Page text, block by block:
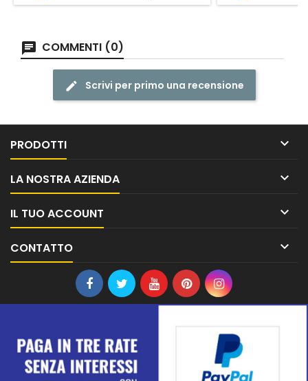
COMMENTI (0)
Scrivi per primo una recensione
PRODOTTI 
LA NOSTRA AZIENDA 
IL TUO ACCOUNT 
CONTATTO 